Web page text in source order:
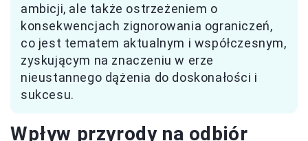
ambicji, ale także ostrzeżeniem o
konsekwencjach zignorowania ograniczeń,
co jest tematem aktualnym i współczesnym,
zyskującym na znaczeniu w erze
nieustannego dążenia do doskonałości i
sukcesu.
Wpływ przyrody na odbiór